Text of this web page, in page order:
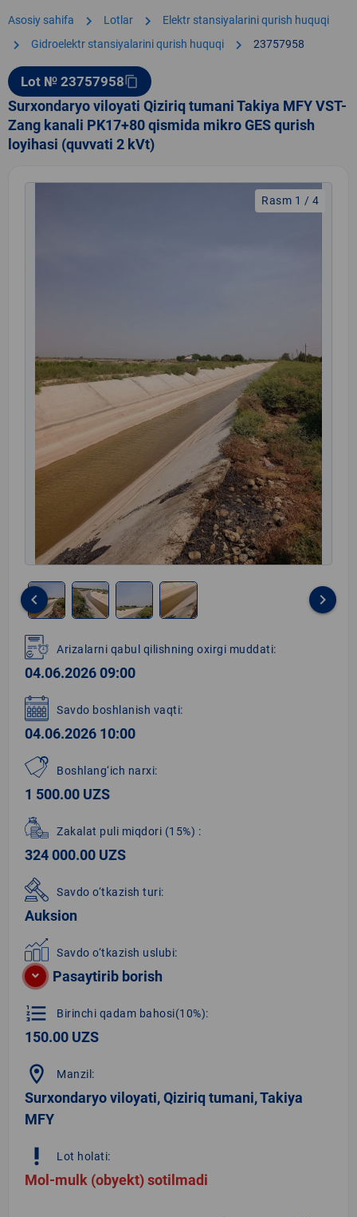
Asosiy sahifa chevron_right Lotlar chevron_right Elektr stansiyalarini qurish huquqi
chevron_right Gidroelektr stansiyalarini qurish huquqi chevron_right 23757958
Lot № 23757958content_copy
Surxondaryo viloyati Qiziriq tumani Takiya MFY VST-
Zang kanali PK17+80 qismida mikro GES qurish
loyihasi (quvvati 2 kVt)
Rasm 1 / 4
1
of
4
keyboard_arrow_left keyboard_arrow_right
Arizalarni qabul qilishning oxirgi muddati:
04.06.2026 09:00
Savdo boshlanish vaqti:
04.06.2026 10:00
Boshlang‘ich narxi:
1 500.00 UZS
Zakalat puli miqdori (15%) :
324 000.00 UZS
Savdo o‘tkazish turi:
Auksion
Savdo o‘tkazish uslubi:
Pasaytirib borish
format_list_numbered Birinchi qadam bahosi(10%):
150.00 UZS
location_on Manzil:
Surxondaryo viloyati, Qiziriq tumani, Takiya
MFY
priority_high Lot holati:
Mol-mulk (obyekt) sotilmadi